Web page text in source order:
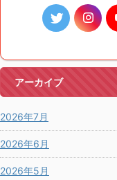
アーカイブ
2026年7月
2026年6月
2026年5月